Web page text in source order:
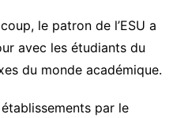
le patron de l’ESU a
avec les étudiants du
du monde académique.
par le